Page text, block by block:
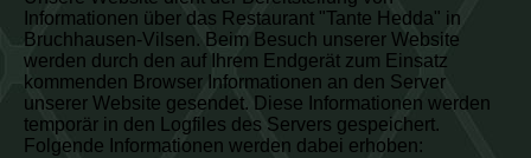
Informationen über das Restaurant "Tante Hedda" in
Bruchhausen-Vilsen. Beim Besuch unserer Website
werden durch den auf Ihrem Endgerät zum Einsatz
kommenden Browser Informationen an den Server
unserer Website gesendet. Diese Informationen werden
temporär in den Logfiles des Servers gespeichert.
Folgende Informationen werden dabei erhoben: